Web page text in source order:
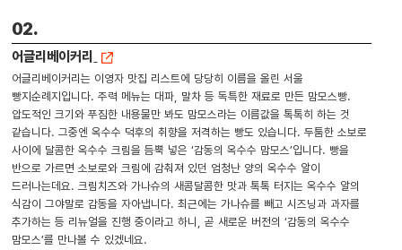
02.
어글리베이커리
어글리베이커리는 이영자 맛집 리스트에 당당히 이름을 올린 서울
빵지순례지입니다. 주력 메뉴는 대파, 말차 등 독특한 재료로 만든 맘모스빵.
압도적인 크기와 푸짐한 내용물만 봐도 맘모스라는 이름값을 톡톡히 하는 것
같습니다. 그중엔 옥수수 덕후의 취향을 저격하는 빵도 있습니다. 두툼한 소보로
사이에 달콤한 옥수수 크림을 듬뿍 넣은 ‘감동의 옥수수 맘모스’입니다. 빵을
반으로 가르면 소보로와 크림에 감춰져 있던 엄청난 양의 옥수수 알이
드러나는데요. 크림치즈와 가나슈의 새콤달콤한 맛과 톡톡 터지는 옥수수 알의
식감이 그야말로 감동을 자아냅니다. 최근에는 가나슈를 빼고 시즈닝과 과자를
추가하는 등 리뉴얼을 진행 중이라고 하니, 곧 새로운 버전의 ‘감동의 옥수수
맘모스’를 만나볼 수 있겠네요.